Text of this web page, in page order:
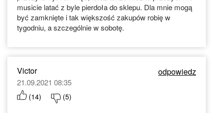
musicie latać z byle pierdoła do sklepu. Dla mnie mogą
być zamknięte i tak większość zakupów robię w
tygodniu, a szczególnie w sobotę.
Victor odpowiedz
21.09.2021 08:35
(14) (5)